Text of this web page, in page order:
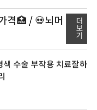
격🏥 / 💀뇌머
더
보
기
색 수술 부작용 치료잘하